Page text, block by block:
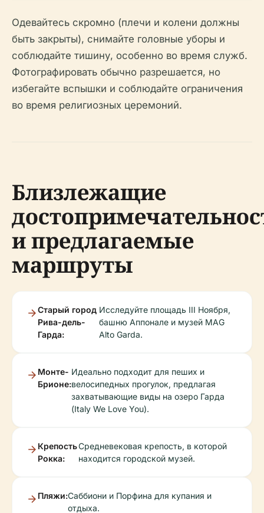
Одевайтесь скромно (плечи и колени должны
быть закрыты), снимайте головные уборы и
соблюдайте тишину, особенно во время служб.
Фотографировать обычно разрешается, но
избегайте вспышки и соблюдайте ограничения
во время религиозных церемоний.
Близлежащие
и предлагаемые
маршруты
Старый город
Рива-дель-
Гарда:
Исследуйте площадь III Ноября,
башню Аппонале и музей MAG
Alto Garda.
Монте-
Брионе:
Идеально подходит для пеших и
велосипедных прогулок, предлагая
захватывающие виды на озеро Гарда
(Italy We Love You).
Крепость
Рокка:
Средневековая крепость, в которой
находится городской музей.
Пляжи:Саббиони и Порфина для купания и
отдыха.